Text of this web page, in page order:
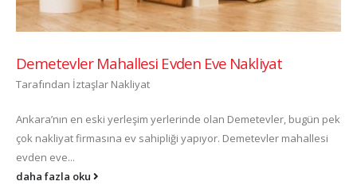
Demetevler Mahallesi Evden Eve Nakliyat
Tarafından İztaşlar Nakliyat
Ankara’nın en eski yerleşim yerlerinde olan Demetevler, bugün pek
çok nakliyat firmasına ev sahipliği yapıyor. Demetevler mahallesi
evden eve...
daha fazla oku